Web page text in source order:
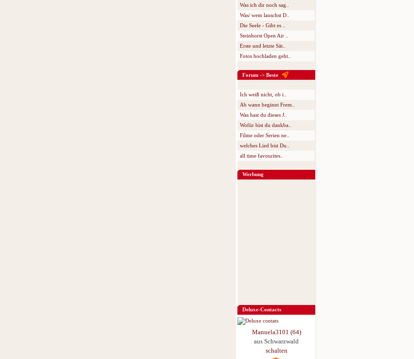
Was ich dir noch sag..
Was/ wem lauschst D..
Die Seele - Gibt es ..
Steinhorst Open Air ..
Erste und letzte Sät..
Fotos hochladen geht..
Forum -> Beste
Ich weiß nicht, ob i..
Ab wann beginnt Frem..
Was hast du dieses J..
Wofür bist du dankba..
Filme oder Serien ne..
welches Lied bist Du..
all time favourites..
Werbung
Deluxe-Contacts
Manuela3101 (64)
aus Schwarzwald
schalten